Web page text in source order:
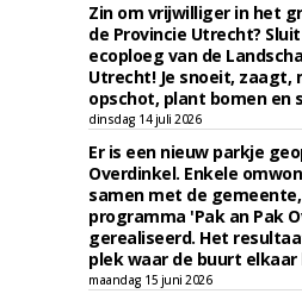
Zin om vrijwilliger in het
de Provincie Utrecht?
ecoploeg van de
Utrecht! Je snoeit, zaagt,
opschot, plant bomen en
dinsdag 14 juli 2026
Er is een nieuw parkje
Overdinkel. Enkele
samen met de
programma 'Pak an Pak
gerealiseerd. Het
plek waar de buurt
maandag 15 juni 2026